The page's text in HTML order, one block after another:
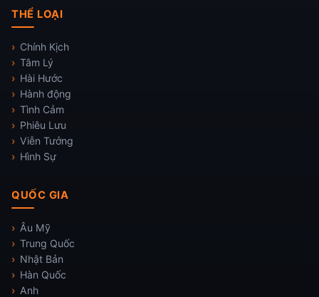
THỂ LOẠI
Chính Kịch
Tâm Lý
Hài Hước
Hành động
Tình Cảm
Phiêu Lưu
Viễn Tưởng
Hình Sự
QUỐC GIA
Âu Mỹ
Trung Quốc
Nhật Bản
Hàn Quốc
Anh